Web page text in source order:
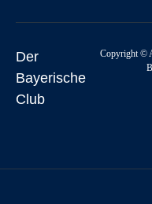
Der
Bayerische
Club
Copyright ©